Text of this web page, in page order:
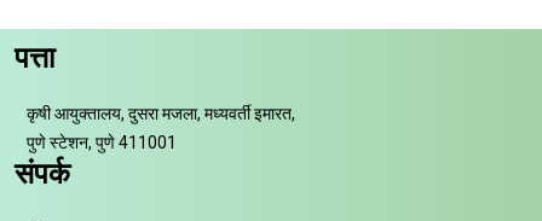
पत्ता
कृषी आयुक्तालय, दुसरा मजला, मध्यवर्ती इमारत,
पुणे स्टेशन, पुणे 411001
संपर्क